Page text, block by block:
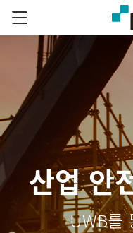
산업 안
UWB를